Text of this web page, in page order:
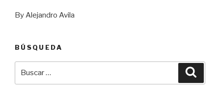
By Alejandro Avila
BÚSQUEDA